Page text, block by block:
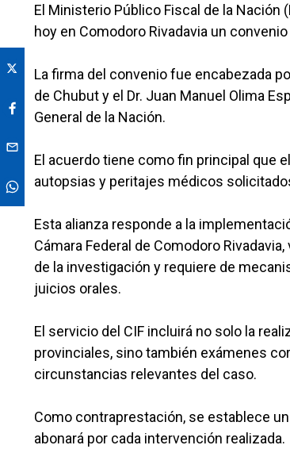
El Ministerio Público Fiscal de la Nación
hoy en Comodoro Rivadavia un
La firma del convenio fue encabezada
de Chubut y el Dr. Juan Manuel Olima
General de la Nación.
El acuerdo tiene como fin principal que
autopsias y peritajes médicos
Esta alianza responde a la
Cámara Federal de Comodoro
de la investigación y requiere de
juicios orales.
El servicio del CIF incluirá no solo la
provinciales, sino también exámenes
circunstancias relevantes del caso.
Como contraprestación, se establece
abonará por cada intervención realizada.